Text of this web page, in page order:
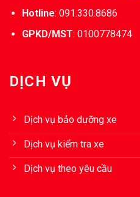
Hotline: 091.330.8686
GPKD/MST: 0100778474
DỊCH VỤ
Dịch vụ bảo dưỡng xe
Dịch vụ kiểm tra xe
Dịch vụ theo yêu cầu